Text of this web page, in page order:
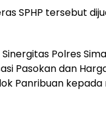
SPHP tersebut
Polres
Pasokan dan
Panribuan